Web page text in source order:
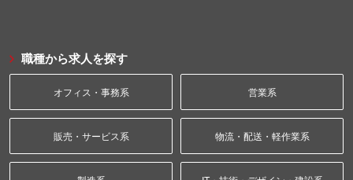
職種から求人を探す
オフィス・事務系 営業系
販売・サービス系 物流・配送・軽作業系